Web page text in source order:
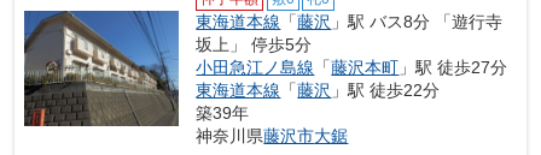
東海道本線 「藤沢 」駅 バス8分 「遊行寺
坂上」 停歩5分
小田急江ノ島線 「藤沢本町 」駅 徒歩27分
東海道本線 「藤沢 」駅 徒歩22分
築39年
神奈川県藤沢市大鋸